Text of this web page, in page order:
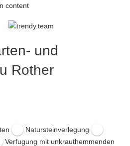
content
und
Rother
Natursteinverlegung
Verfugung mit unkrauthemmenden